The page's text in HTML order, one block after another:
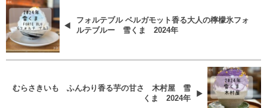
フォルテブル ベルガモット香る大人の檸檬氷フォ
ルテブルー 雪くま 2024年
むらさきいも ふんわり香る芋の甘さ 木村屋 雪
くま 2024年